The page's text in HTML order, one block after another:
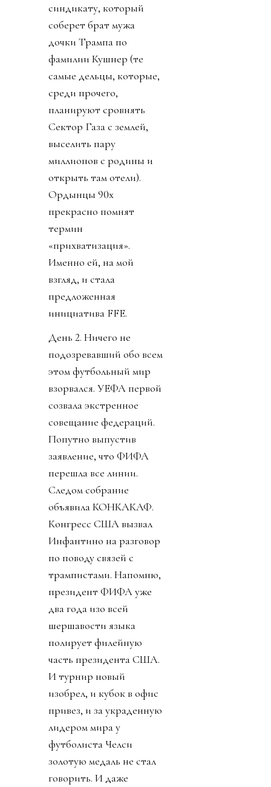
синдикату, который
соберет брат мужа
дочки Трампа по
фамилии Кушнер (те
самые дельцы, которые,
среди прочего,
планируют сровнять
Сектор Газа с землей,
выселить пару
миллионов с родины и
открыть там отели).
Ордынцы 90х
прекрасно помнят
термин
«прихватизация».
Именно ей, на мой
взгляд, и стала
предложенная
инициатива FFE.
День 2. Ничего не
подозревавший обо всем
этом футбольный мир
взорвался. УЕФА первой
созвала экстренное
совещание федераций.
Попутно выпустив
заявление, что ФИФА
перешла все линии.
Следом собрание
объявила КОНКАКАФ.
Конгресс США вызвал
Инфантино на разговор
по поводу связей с
трампистами. Напомню,
президент ФИФА уже
два года изо всей
шершавости языка
полирует филейную
часть президента США.
И турнир новый
изобрел, и кубок в офис
привез, и за украденную
лидером мира у
футболиста Челси
золотую медаль не стал
говорить. И даже